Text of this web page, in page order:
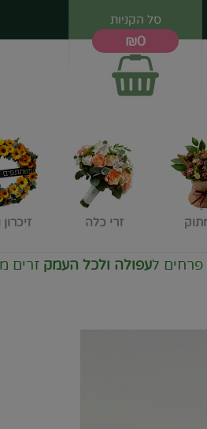
סל הקניות
₪0
זרי כלה
ולכל העמקזרים מיוחדים❤️